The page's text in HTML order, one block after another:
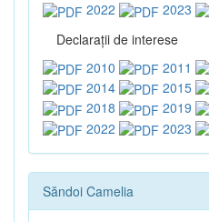
2022
2023
Declaraţii de interese
2010
2011
2014
2015
2018
2019
2022
2023
Săndoi Camelia